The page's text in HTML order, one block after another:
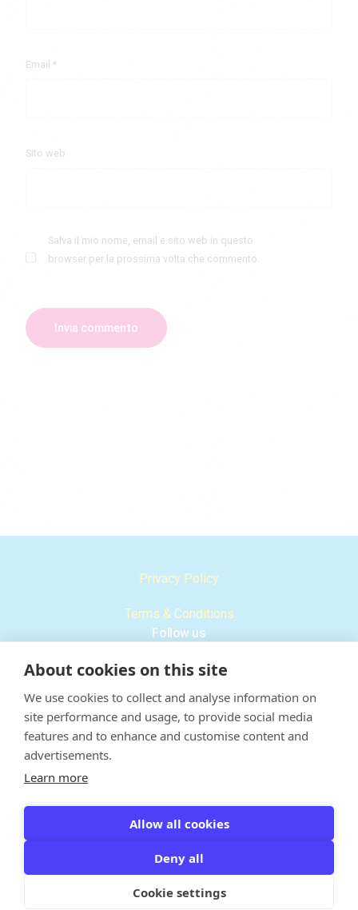
About cookies on this site
We use cookies to collect and analyse information on
site performance and usage, to provide social media
features and to enhance and customise content and
advertisements.
Learn more
Allow all cookies
Deny all
Cookie settings
Email*
Sito web
Salva il mio nome, email e sito web in questo
browser per la prossima volta che commento.
Privacy Policy
Terms & Conditions
Follow us
Email
info@sblind.com
© 2026 · 1B SRL Via Zelasco 1 24122 Bergamo P.I.